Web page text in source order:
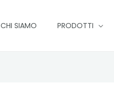
CHI SIAMO PRODOTTI